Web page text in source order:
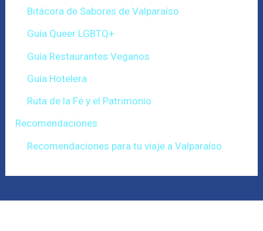
Bitácora de Sabores de Valparaíso
Guía Queer LGBTQ+
Guía Restaurantes Veganos
Guía Hotelera
Ruta de la Fé y el Patrimonio
Recomendaciones
Recomendaciones para tu viaje a Valparaíso